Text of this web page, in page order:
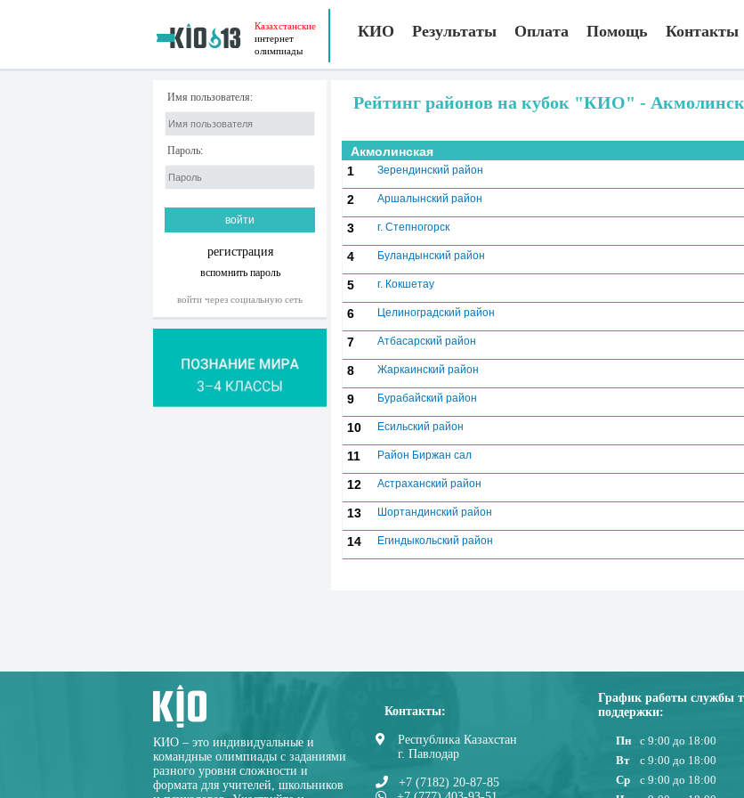
Казахстанские
интернет
олимпиады
КИО Результаты Оплата Помощь Контакты
Имя пользователя:
Пароль:
регистрация
вспомнить пароль
войти через социальную сеть
Рейтинг районов на кубок "КИО" -
Акмолинская
1
Зерендинский район
2 Аршалынский район
3 г. Степногорск
4 Буландынский район
5 г. Кокшетау
6 Целиноградский район
7 Атбасарский район
8 Жаркаинский район
9 Бурабайский район
10 Есильский район
11 Район Биржан сал
12 Астраханский район
13 Шортандинский район
14 Егиндыкольский район
КИО – это индивидуальные и
командные олимпиады с заданиями
разного уровня сложности и
формата для учителей, школьников
Контакты:
Республика Казахстан
г. Павлодар
+7 (7182) 20-87-85
График работы службы
поддержки:
Пн
с 9:00 до 18:00
Вт
с 9:00 до 18:00
Ср
с 9:00 до 18:00